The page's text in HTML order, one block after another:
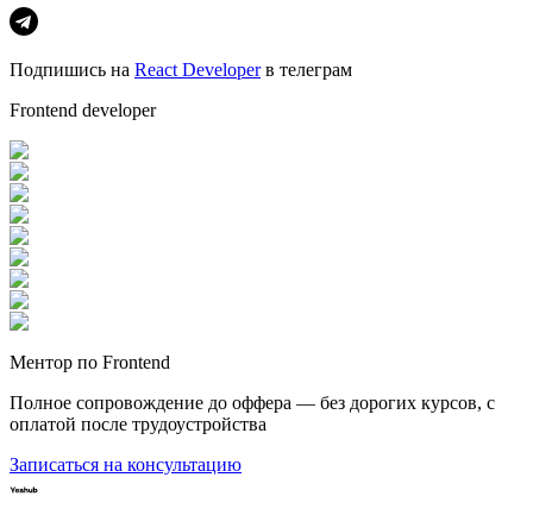
Подпишись на React Developerв телеграм
Frontend developer
Ментор по Frontend
Полное сопровождение до оффера — без дорогих курсов, с
оплатой после трудоустройства
Записаться на консультацию